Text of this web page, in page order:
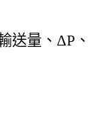
送量、ΔP、